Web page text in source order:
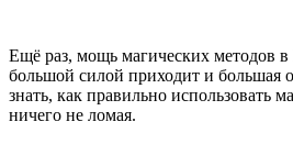
Ещё раз, мощь магических методов в
большой силой приходит и большая
знать, как правильно использовать
ничего не ломая.